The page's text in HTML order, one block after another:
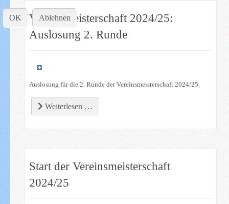
Vereinsmeisterschaft 2024/25:
Auslosung 2. Runde
Auslosung für die 2. Runde der Vereinsmeisterschaft 2024/25.
Weiterlesen …
Start der Vereinsmeisterschaft
2024/25
OK Ablehnen